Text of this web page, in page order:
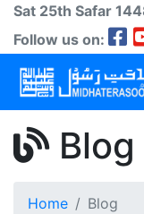
Sat 25th Safar
Follow us on:
Blog
Home Blog